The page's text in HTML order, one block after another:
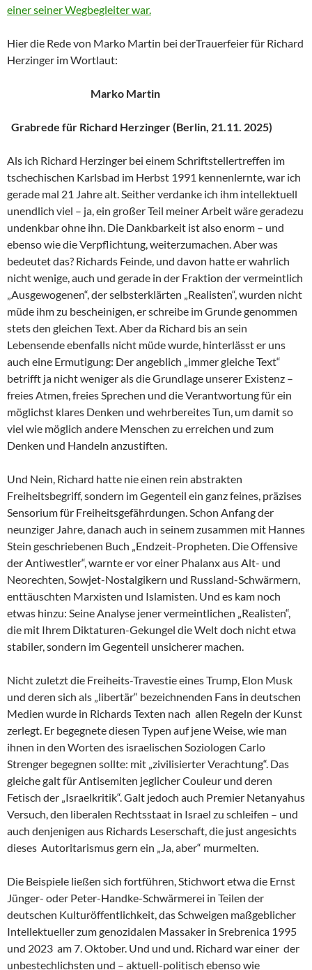
einer seiner Wegbegleiter war.
Hier die Rede von Marko Martin bei derTrauerfeier für Richard
Herzinger im Wortlaut:
Marko Martin
Grabrede für Richard Herzinger (Berlin, 21.11. 2025)
Als ich Richard Herzinger bei einem Schriftstellertreffen im
tschechischen Karlsbad im Herbst 1991 kennenlernte, war ich
gerade mal 21 Jahre alt. Seither verdanke ich ihm intellektuell
unendlich viel – ja, ein großer Teil meiner Arbeit wäre geradezu
undenkbar ohne ihn. Die Dankbarkeit ist also enorm – und
ebenso wie die Verpflichtung, weiterzumachen. Aber was
bedeutet das? Richards Feinde, und davon hatte er wahrlich
nicht wenige, auch und gerade in der Fraktion der vermeintlich
„Ausgewogenen“, der selbsterklärten „Realisten“, wurden nicht
müde ihm zu bescheinigen, er schreibe im Grunde genommen
stets den gleichen Text. Aber da Richard bis an sein
Lebensende ebenfalls nicht müde wurde, hinterlässt er uns
auch eine Ermutigung: Der angeblich „immer gleiche Text“
betrifft ja nicht weniger als die Grundlage unserer Existenz –
freies Atmen, freies Sprechen und die Verantwortung für ein
möglichst klares Denken und wehrbereites Tun, um damit so
viel wie möglich andere Menschen zu erreichen und zum
Denken und Handeln anzustiften.
Und Nein, Richard hatte nie einen rein abstrakten
Freiheitsbegriff, sondern im Gegenteil ein ganz feines, präzises
Sensorium für Freiheitsgefährdungen. Schon Anfang der
neunziger Jahre, danach auch in seinem zusammen mit Hannes
Stein geschriebenen Buch „Endzeit-Propheten. Die Offensive
der Antiwestler“, warnte er vor einer Phalanx aus Alt- und
Neorechten, Sowjet-Nostalgikern und Russland-Schwärmern,
enttäuschten Marxisten und Islamisten. Und es kam noch
etwas hinzu: Seine Analyse jener vermeintlichen „Realisten“,
die mit Ihrem Diktaturen-Gekungel die Welt doch nicht etwa
stabiler, sondern im Gegenteil unsicherer machen.
Nicht zuletzt die Freiheits-Travestie eines Trump, Elon Musk
und deren sich als „libertär“ bezeichnenden Fans in deutschen
Medien wurde in Richards Texten nach allen Regeln der Kunst
zerlegt. Er begegnete diesen Typen auf jene Weise, wie man
ihnen in den Worten des israelischen Soziologen Carlo
Strenger begegnen sollte: mit „zivilisierter Verachtung“. Das
gleiche galt für Antisemiten jeglicher Couleur und deren
Fetisch der „Israelkritik“. Galt jedoch auch Premier Netanyahus
Versuch, den liberalen Rechtsstaat in Israel zu schleifen – und
auch denjenigen aus Richards Leserschaft, die just angesichts
dieses Autoritarismus gern ein „Ja, aber“ murmelten.
Die Beispiele ließen sich fortführen, Stichwort etwa die Ernst
Jünger- oder Peter-Handke-Schwärmerei in Teilen der
deutschen Kulturöffentlichkeit, das Schweigen maßgeblicher
Intellektueller zum genozidalen Massaker in Srebrenica 1995
und 2023 am 7. Oktober. Und und und. Richard war einer der
unbestechlichsten und – aktuell-politisch ebenso wie